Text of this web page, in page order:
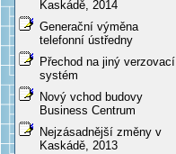
Kaskádě, 2014
Generační výměna
telefonní ústředny
Přechod na jiný verzovací
systém
Nový vchod budovy
Business Centrum
Nejzásadnější změny v
Kaskádě, 2013